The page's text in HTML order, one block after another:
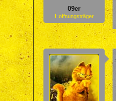
09er
Hoffnungsträger